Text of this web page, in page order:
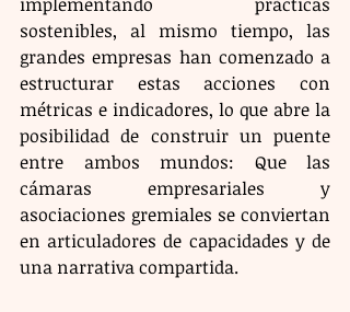
sostenibles, al mismo tiempo, las
grandes empresas han comenzado a
estructurar estas acciones con
métricas e indicadores, lo que abre la
posibilidad de construir un puente
entre ambos mundos: Que las
cámaras empresariales y
asociaciones gremiales se conviertan
en articuladores de capacidades y de
una narrativa compartida.